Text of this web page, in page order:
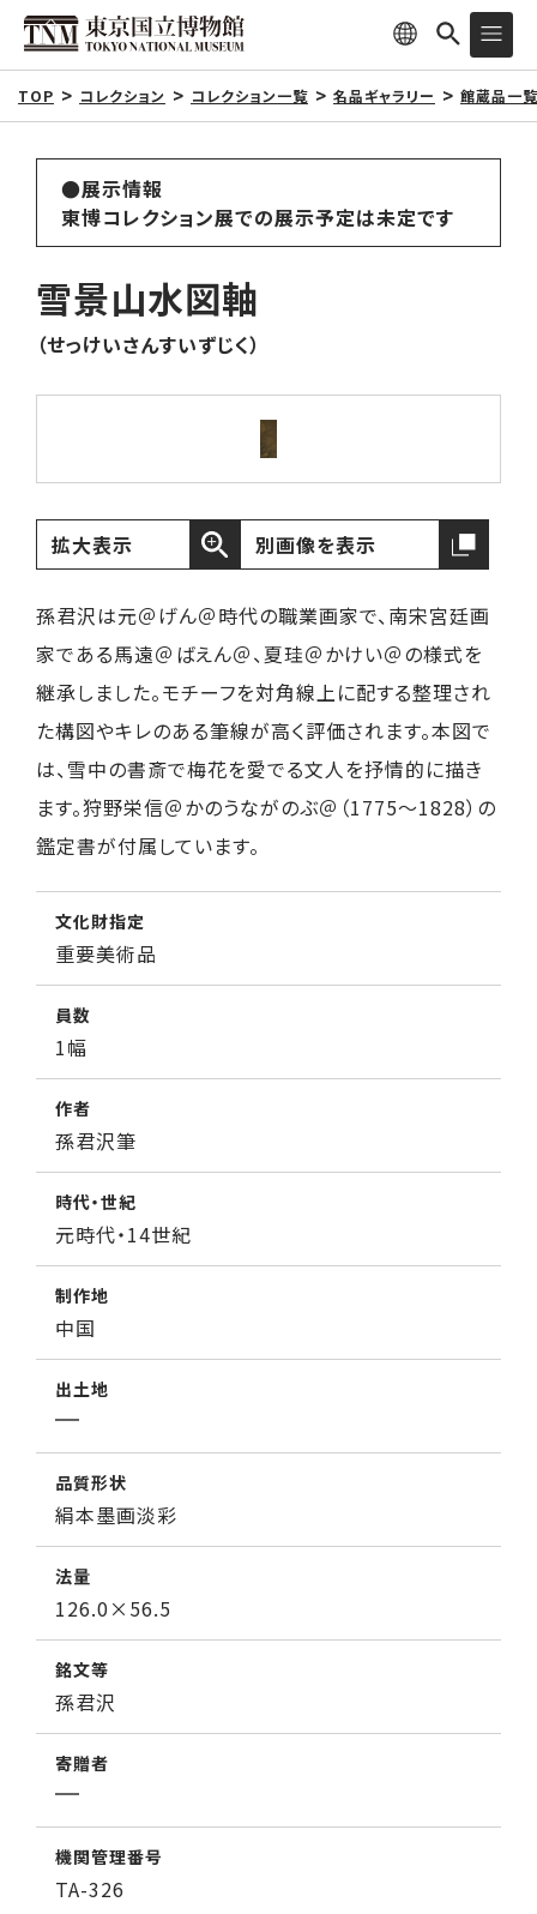
TOP コレクション コレクション一覧 名品ギャラリー 館蔵品一覧
●展示情報
東博コレクション展での展示予定は未定です
雪景山水図軸
（せっけいさんすいずじく）
拡大表示 別画像を表示
孫君沢は元＠げん＠時代の職業画家で、南宋宮廷画
家である馬遠＠ばえん＠、夏珪＠かけい＠の様式を
継承しました。モチーフを対角線上に配する整理され
た構図やキレのある筆線が高く評価されます。本図で
は、雪中の書斎で梅花を愛でる文人を抒情的に描き
ます。狩野栄信＠かのうながのぶ＠（1775～1828）の
鑑定書が付属しています。
文化財指定
重要美術品
員数
1幅
作者
孫君沢筆
時代・世紀
元時代・14世紀
制作地
中国
出土地
品質形状
絹本墨画淡彩
法量
126.0×56.5
銘文等
孫君沢
寄贈者
機関管理番号
TA-326